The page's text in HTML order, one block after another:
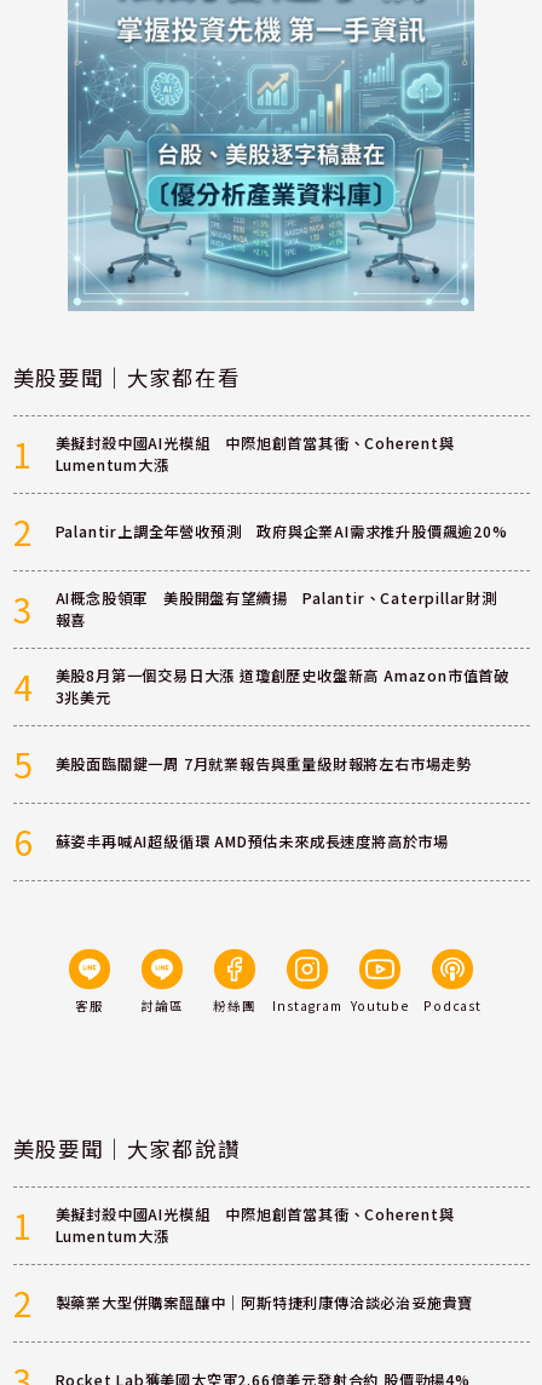
美股要聞｜大家都在看
1
美擬封殺中國AI光模組 中際旭創首當其衝、Coherent與
Lumentum大漲
2 Palantir上調全年營收預測 政府與企業AI需求推升股價飆逾20%
3
AI概念股領軍 美股開盤有望續揚 Palantir、Caterpillar財測
報喜
4
美股8月第一個交易日大漲 道瓊創歷史收盤新高 Amazon市值首破
3兆美元
5 美股面臨關鍵一周 7月就業報告與重量級財報將左右市場走勢
6 蘇姿丰再喊AI超級循環 AMD預估未來成長速度將高於市場
客服 討論區 粉絲團 Instagram Youtube Podcast
美股要聞｜大家都說讚
1
美擬封殺中國AI光模組 中際旭創首當其衝、Coherent與
Lumentum大漲
2 製藥業大型併購案醞釀中｜阿斯特捷利康傳洽談必治妥施貴寶
Rocket Lab獲美國太空軍2.66億美元發射合約 股價勁揚4%